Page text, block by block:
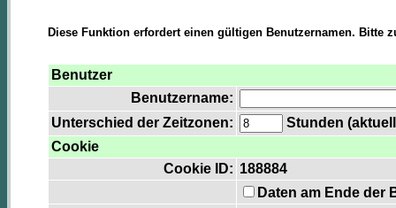
Diese Funktion erfordert einen gültigen Benutzernamen. Bitte
Benutzer
Benutzername:
Unterschied der Zeitzonen:
Stunden
Cookie
Cookie ID: 188884
Daten am Ende der